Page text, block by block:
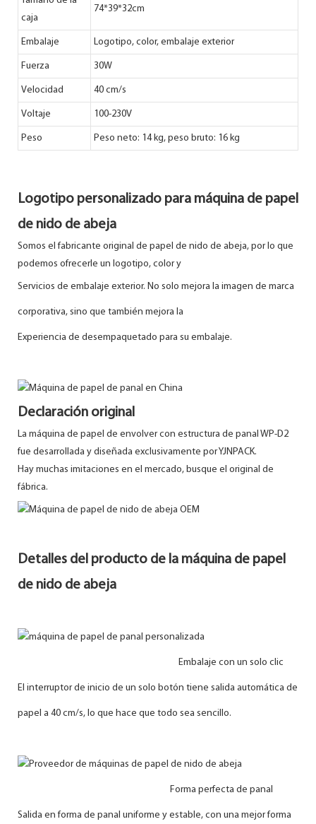
caja
74*39*32cm
Embalaje Logotipo, color, embalaje exterior
Fuerza 30W
Velocidad 40 cm/s
Voltaje 100-230V
Peso Peso neto: 14 kg, peso bruto: 16 kg
Logotipo personalizado para máquina de papel
de nido de abeja
Somos el fabricante original de papel de nido de abeja, por lo que
podemos ofrecerle un logotipo, color y
Servicios de embalaje exterior. No solo mejora la imagen de marca
corporativa, sino que también mejora la
Experiencia de desempaquetado para su embalaje.
Declaración original
La máquina de papel de envolver con estructura de panal WP-D2
fue desarrollada y diseñada exclusivamente por YJNPACK.
Hay muchas imitaciones en el mercado, busque el original de
fábrica.
Detalles del producto de la máquina de papel
de nido de abeja
Embalaje con un solo clic
El interruptor de inicio de un solo botón tiene salida automática de
papel a 40 cm/s, lo que hace que todo sea sencillo.
Forma perfecta de panal
Salida en forma de panal uniforme y estable, con una mejor forma